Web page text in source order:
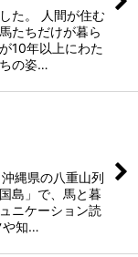
た。 人間が住む
たちだけが暮ら
10年以上にわた
の姿…
縄県の八重山列
島」で、馬と暮
ニケーション読
や知…